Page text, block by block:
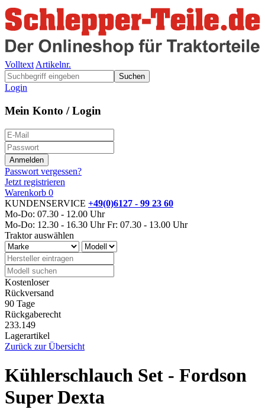
Volltext Artikelnr.
Suchen
Login
Mein Konto / Login
Passwort vergessen?
Jetzt registrieren
Warenkorb 0
KUNDENSERVICE +49(0)6127 - 99 23 60
Mo-Do: 07.30 - 12.00 Uhr
Mo-Do: 12.30 - 16.30 Uhr Fr: 07.30 - 13.00 Uhr
Traktor auswählen
Kostenloser
Rückversand
90 Tage
Rückgaberecht
233.149
Lagerartikel
Zurück zur Übersicht
Kühlerschlauch Set - Fordson
Super Dexta